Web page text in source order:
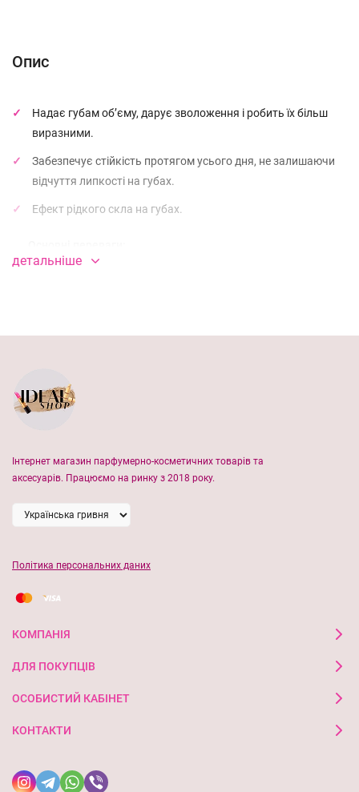
Опис
Надає губам обʼєму, дарує зволоження і робить їх більш
виразними.
Забезпечує стійкість протягом усього дня, не залишаючи
відчуття липкості на губах.
Ефект рідкого скла на губах.⠀⠀
не містить глютену ⠀⠀⠀⠀⠀⠀⠀
сяючий ефект ⠀⠀⠀⠀⠀⠀⠀
Цей блиск робить губи візуально більшими та дуже
соковитими
аплікатором. Ви можете наносити блиск окремо або поверх
детальніше
Інтернет магазин парфумерно-косметичних товарів та
аксесуарів. Працюємо на ринку з 2018 року.
Політика персональних даних
КОМПАНІЯ
ДЛЯ ПОКУПЦІВ
ОСОБИСТИЙ КАБІНЕТ
КОНТАКТИ